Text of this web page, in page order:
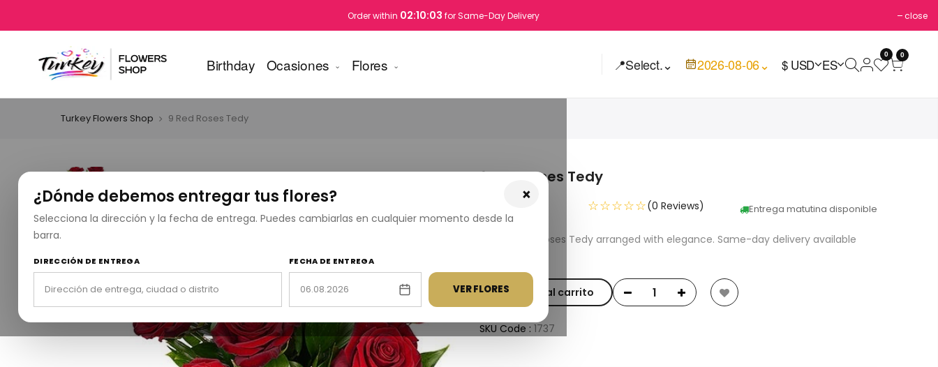
Order within 02:10:03 for Same-Day Delivery close
Birthday Ocasiones Flores 📍Select.⌄ 2026-08-06⌄ $ USD ES
0 0
×
¿Dónde debemos entregar tus flores?
Selecciona la dirección y la fecha de entrega. Puedes cambiarlas en cualquier momento desde la
barra.
DIRECCIÓN DE ENTREGA FECHA DE ENTREGA
VER FLORES
Turkey Flowers Shop 9 Red Roses Tedy
9 Red Roses Tedy
Entrega matutina disponible
☆☆☆☆☆(0 Reviews)
Fresh 9 Red Roses Tedy arranged with elegance. Same-day delivery available
Añadir al carrito
SKU Code : 1737